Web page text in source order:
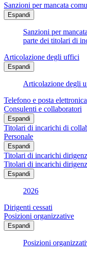
Sanzioni per mancata
Espandi
Sanzioni per
parte dei titolari di
Articolazione degli uffici
Espandi
Articolazione degli
Telefono e posta elettronica
Consulenti e collaboratori
Espandi
Titolari di incarichi di
Personale
Espandi
Titolari di incarichi
Titolari di incarichi
Espandi
2026
Dirigenti cessati
Posizioni organizzative
Espandi
Posizioni